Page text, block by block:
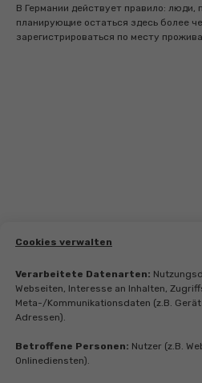
В Германии действует правило: люди,
планирующие остаться здесь более
зарегистрироваться по месту
Cookies verwalten
Verarbeitete Datenarten:
Webseiten, Interesse an Inhalten,
Meta-/Kommunikationsdaten (z.B.
Adressen).
Betroffene Personen: Nutzer (z.B.
Onlinediensten).